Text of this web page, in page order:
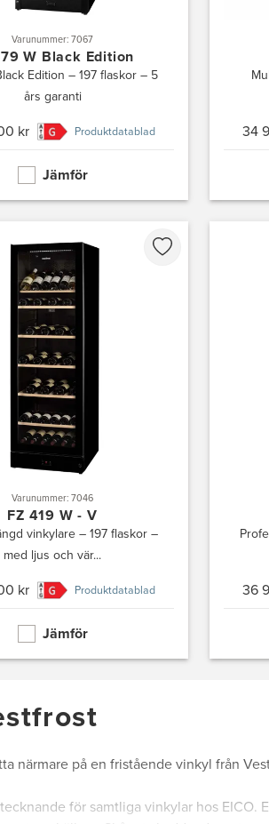
Varunummer: 7067
W Black Edition
Edition – 197 flaskor – 5
års garanti
kr Produktdatablad
Jämför
34
Varunummer: 7046
FZ 419 W - V
vinkylare – 197 flaskor –
med ljus och vär...
kr Produktdatablad
Jämför
36
närmare på en fristående vinkyl från
för samtliga vinkylar hos